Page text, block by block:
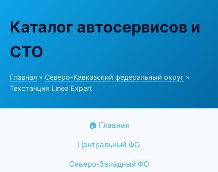
Каталог автосервисов и
СТО
Главная » Северо-Кавказский федеральный округ »
Техстанция Linea Expert
🏠 Главная
Центральный ФО
Северо-Западный ФО